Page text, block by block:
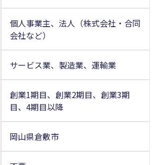
個人事業主、法人（株式会社・合同
会社など）
サービス業、製造業、運輸業
創業1期目、創業2期目、創業3期
目、4期目以降
岡山県倉敷市